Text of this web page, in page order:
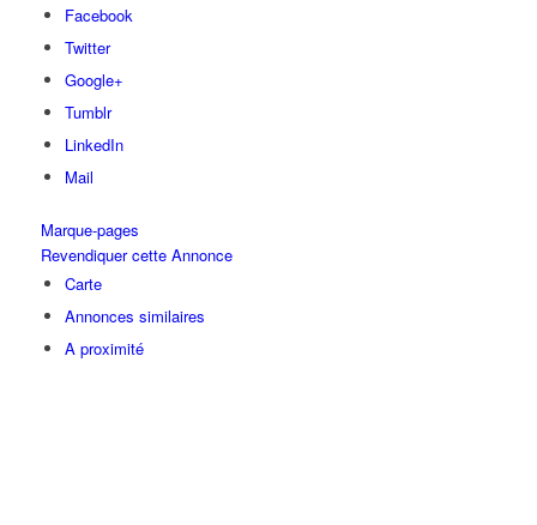
Facebook
Twitter
Google+
Tumblr
LinkedIn
Mail
Marque-pages
Revendiquer cette Annonce
Carte
Annonces similaires
A proximité